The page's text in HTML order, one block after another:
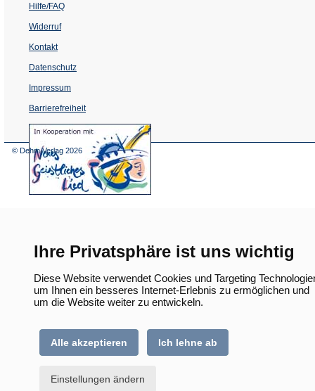
Ihre Privatsphäre ist uns wichtig
Diese Website verwendet Cookies und Targeting
um Ihnen ein besseres Internet-Erlebnis zu ermöglichen und
um die Website weiter zu entwickeln.
Alle akzeptieren Ich lehne ab
Einstellungen ändern
Hilfe/FAQ
Widerruf
Kontakt
Datenschutz
Impressum
Barrierefreiheit
(Öffnet
in
© Dehm Verlag 2026